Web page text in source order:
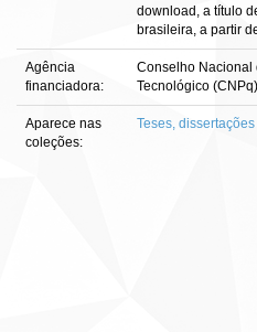
download, a título
brasileira, a partir
Agência
financiadora:
Conselho Nacional
Tecnológico
Aparece nas
coleções:
Teses,